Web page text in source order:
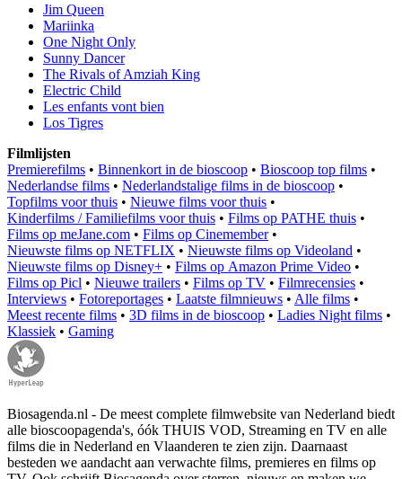
Jim Queen
Mariinka
One Night Only
Sunny Dancer
The Rivals of Amziah King
Electric Child
Les enfants vont bien
Los Tigres
Filmlijsten
Premierefilms • Binnenkort in de bioscoop • Bioscoop top films •
Nederlandse films • Nederlandstalige films in de bioscoop •
Topfilms voor thuis • Nieuwe films voor thuis •
Kinderfilms / Familiefilms voor thuis • Films op PATHE thuis •
Films op meJane.com • Films op Cinemember•
Nieuwste films op NETFLIX • Nieuwste films op Videoland •
Nieuwste films op Disney+ • Films op Amazon Prime Video •
Films op Picl • Nieuwe trailers • Films op TV • Filmrecensies •
Interviews • Fotoreportages • Laatste filmnieuws • Alle films •
Meest recente films • 3D films in de bioscoop • Ladies Night films •
Klassiek • Gaming
Biosagenda.nl - De meest complete filmwebsite van Nederland biedt
alle bioscoopagenda's, óók THUIS VOD, Streaming en TV en alle
films die in Nederland en Vlaanderen te zien zijn. Daarnaast
besteden we aandacht aan verwachte films, premieres en films op